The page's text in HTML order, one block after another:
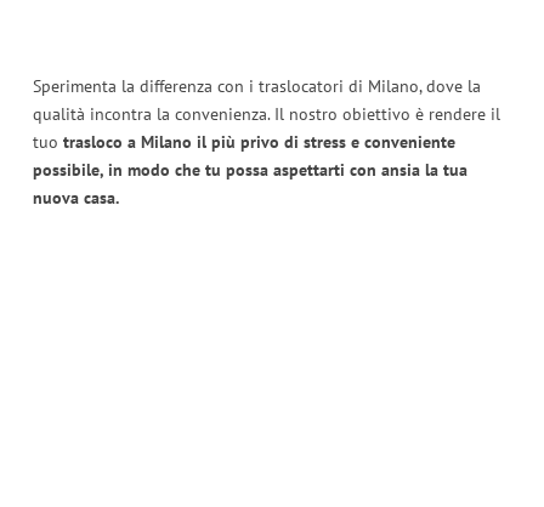
Sperimenta la differenza con i traslocatori di Milano, dove la
qualità incontra la convenienza. Il nostro obiettivo è rendere il
tuo trasloco a Milano il più privo di stress e conveniente
possibile, in modo che tu possa aspettarti con ansia la tua
nuova casa.